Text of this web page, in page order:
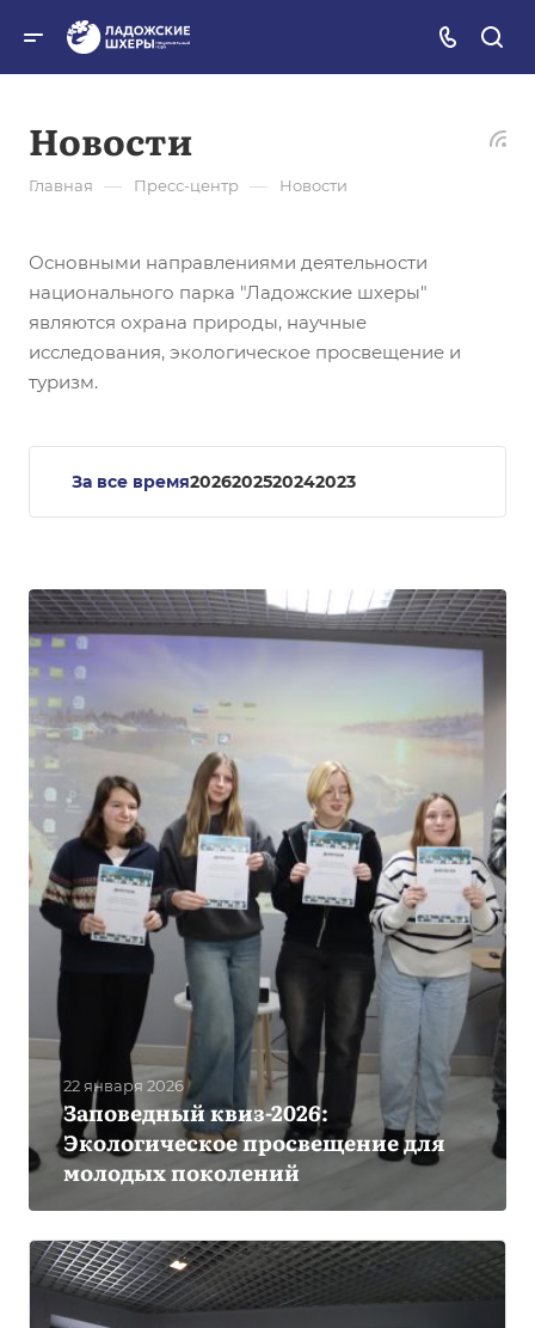
Новости
Главная — Пресс-центр — Новости
Основными направлениями деятельности
национального парка "Ладожские шхеры"
являются охрана природы, научные
исследования, экологическое просвещение и
туризм.
За все время2026202520242023
Заповедный квиз-2026:
Экологическое просвещение для
молодых поколений
22 января 2026